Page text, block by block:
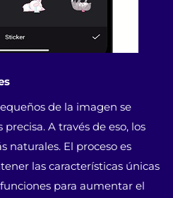
de la imagen se
A través de eso, los
naturales. El proceso es
las características únicas
para aumentar el